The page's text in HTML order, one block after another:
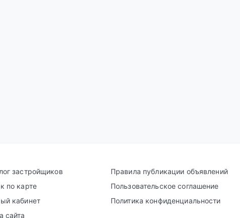
застройщиков
по карте
кабинет
сайта
Правила публикации объявлений
Пользовательское соглашение
Политика конфиденциальности